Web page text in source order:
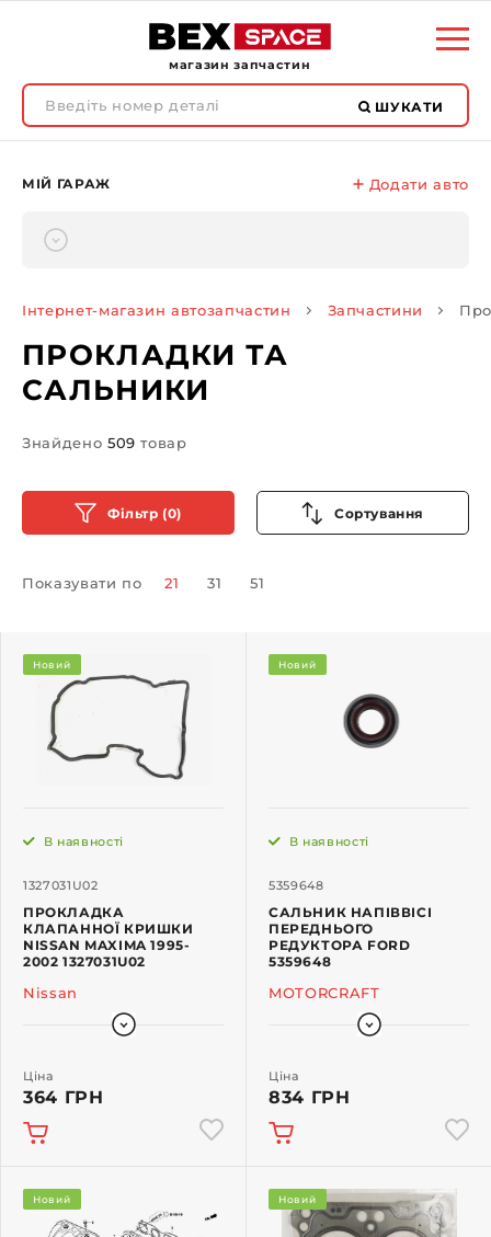
магазин запчастин
ШУКАТИ
МІЙ ГАРАЖ Додати авто
Інтернет-магазин автозапчастин Запчастини
ПРОКЛАДКИ ТА
САЛЬНИКИ
Знайдено 509 товар
Фільтр (0) Сортування
Показувати по 21 31 51
Новий
1327031U02
В наявності
ПРОКЛАДКА
КЛАПАННОЇ КРИШКИ
NISSAN MAXIMA 1995-
2002 1327031U02
Nissan
Ціна
364 ГРН
Новий
5359648
В наявності
САЛЬНИК НАПІВВІСІ
ПЕРЕДНЬОГО
РЕДУКТОРА FORD
5359648
MOTORCRAFT
Ціна
834 ГРН
Новий Новий